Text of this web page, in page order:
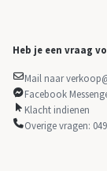
Heb je een vraag
Mail naar
Facebook
Klacht indienen
Overige vragen: